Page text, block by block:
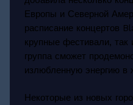
Европы и Северной
расписание концертов
крупные фестивали,
группа сможет
излюбленную энергию в
Некоторые из новых